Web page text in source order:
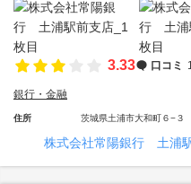
3.33 口コミ
銀行・金融
住所 茨城県土浦市大和町６−３
株式会社常陽銀行 土浦